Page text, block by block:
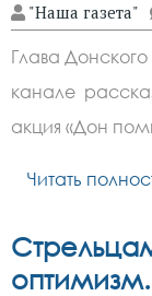
"Наша газета"
Глава
канале
акция «Дон
Читать